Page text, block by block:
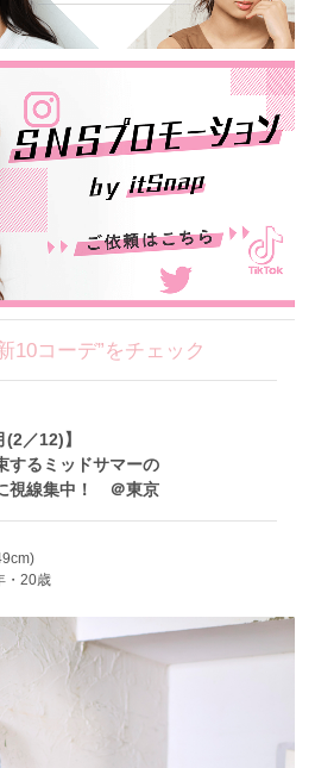
10コーデ”をチェック
(2／12)】
するミッドサマーの
視線集中！ ＠東京
・20歳